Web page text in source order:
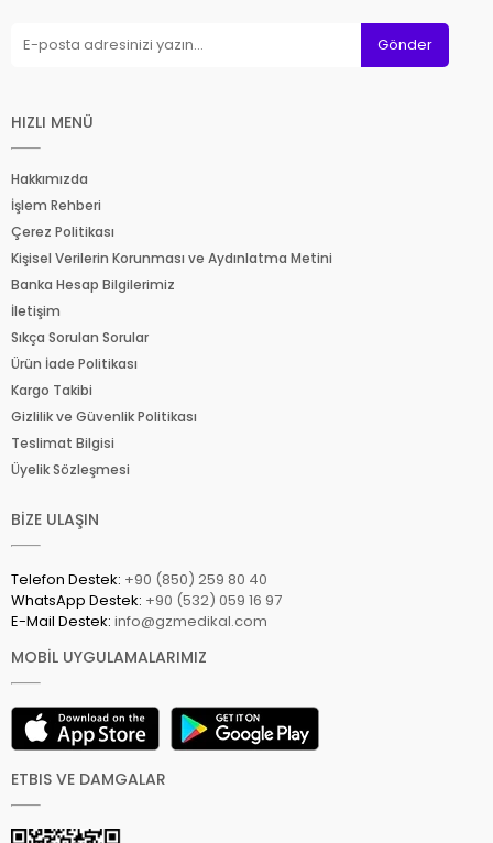
Gönder
HIZLI MENÜ
Hakkımızda
İşlem Rehberi
Çerez Politikası
Kişisel Verilerin Korunması ve Aydınlatma Metini
Banka Hesap Bilgilerimiz
İletişim
Sıkça Sorulan Sorular
Ürün İade Politikası
Kargo Takibi
Gizlilik ve Güvenlik Politikası
Teslimat Bilgisi
Üyelik Sözleşmesi
BİZE ULAŞIN
Telefon Destek: +90 (850) 259 80 40
WhatsApp Destek: +90 (532) 059 16 97
E-Mail Destek: info@gzmedikal.com
MOBİL UYGULAMALARIMIZ
ETBIS VE DAMGALAR